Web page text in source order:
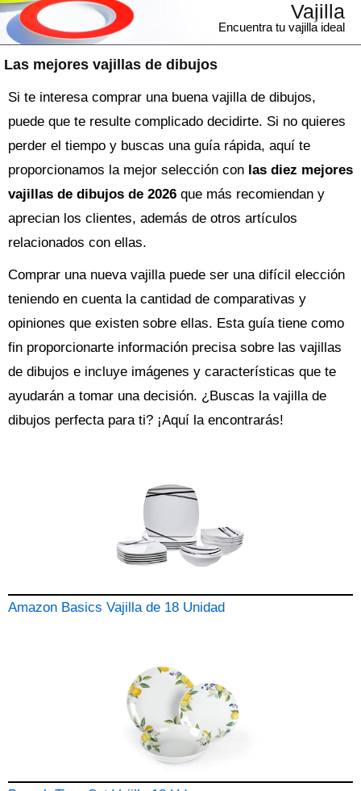
Las mejores vajillas de dibujos
Vajilla
Encuentra tu vajilla ideal
Si te interesa comprar una buena vajilla de dibujos,
puede que te resulte complicado decidirte. Si no quieres
perder el tiempo y buscas una guía rápida, aquí te
proporcionamos la mejor selección con las diez mejores
vajillas de dibujos de 2026 que más recomiendan y
aprecian los clientes, además de otros artículos
relacionados con ellas.
Comprar una nueva vajillapuede ser una difícil elección
teniendo en cuenta la cantidad de comparativas y
opiniones que existen sobre ellas. Esta guía tiene como
fin proporcionarte información precisa sobre las vajillas
de dibujos e incluye imágenes y características que te
ayudarán a tomar una decisión. ¿Buscas la vajillade
dibujos perfecta para ti? ¡Aquí la encontrarás!
Amazon Basics Vajilla de 18 Unidad